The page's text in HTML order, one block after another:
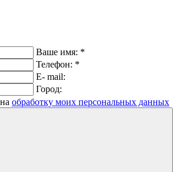
Ваше имя: *
Телефон: *
E- mail:
Город:
обработку моих персональных данных